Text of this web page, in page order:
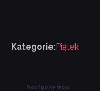
Kategorie:Piątek
Następny wpis